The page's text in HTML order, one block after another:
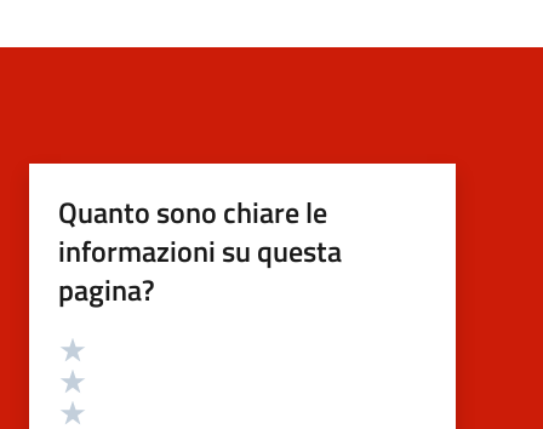
Quanto sono chiare le
informazioni su questa
pagina?
Valutazione